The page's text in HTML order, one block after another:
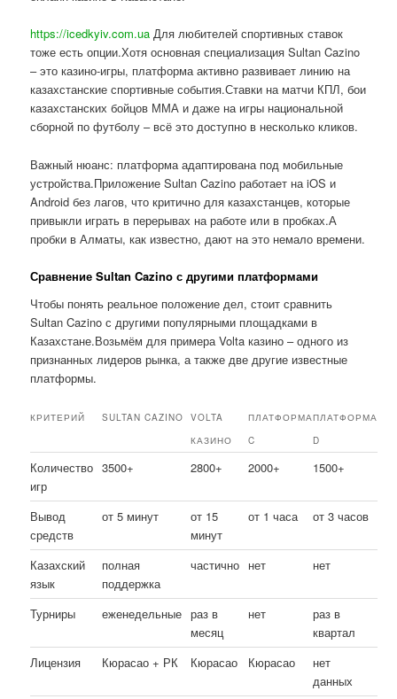
https://icedkyiv.com.ua Для любителей спортивных ставок
тоже есть опции.Хотя основная специализация Sultan Cazino
– это казино-игры, платформа активно развивает линию на
казахстанские спортивные события.Ставки на матчи КПЛ, бои
казахстанских бойцов ММА и даже на игры национальной
сборной по футболу – всё это доступно в несколько кликов.
Важный нюанс: платформа адаптирована под мобильные
устройства.Приложение Sultan Cazino работает на iOS и
Android без лагов, что критично для казахстанцев, которые
привыкли играть в перерывах на работе или в пробках.А
пробки в Алматы, как известно, дают на это немало времени.
Сравнение Sultan Cazino с другими платформами
Чтобы понять реальное положение дел, стоит сравнить
Sultan Cazino с другими популярными площадками в
Казахстане.Возьмём для примера Volta казино – одного из
признанных лидеров рынка, а также две другие известные
платформы.
КРИТЕРИЙ SULTAN CAZINO
VOLTA
КАЗИНО
ПЛАТФОРМА
C
ПЛАТФОРМА
D
Количество
игр
3500+ 2800+ 2000+ 1500+
Вывод
средств
от 5 минут
от 15
минут
от 1 часа от 3 часов
Казахский
язык
полная
поддержка
частично нет нет
Турниры еженедельные раз в
месяц
нет
раз в
квартал
Лицензия
Кюрасао + РК Кюрасао Кюрасао
нет
данных